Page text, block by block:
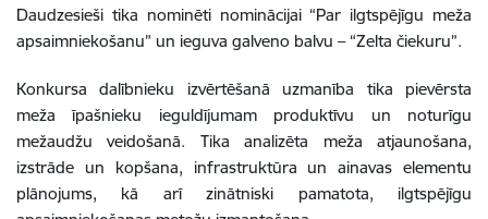
Daudzesieši tika nominēti nominācijai “Par ilgtspējīgu meža
apsaimniekošanu” un ieguva galveno balvu – “Zelta čiekuru”.
Konkursa dalībnieku izvērtēšanā uzmanība tika pievērsta
meža īpašnieku ieguldījumam produktīvu un noturīgu
mežaudžu veidošanā. Tika analizēta meža atjaunošana,
izstrāde un kopšana, infrastruktūra un ainavas elementu
plānojums, kā arī zinātniski pamatota, ilgtspējīgu